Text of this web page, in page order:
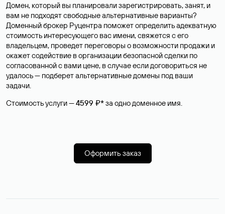
Домен, который вы планировали зарегистрировать, занят, и
вам не подходят свободные альтернативные варианты?
Доменный брокер Руцентра поможет определить адекватную
стоимость интересующего вас имени, свяжется с его
владельцем, проведет переговоры о возможности продажи и
окажет содействие в организации безопасной сделки по
согласованной с вами цене, в случае если договориться не
удалось — подберет альтернативные домены под ваши
задачи.
Стоимость услуги —4599 ₽*за одно доменное имя.
Оформить заказ